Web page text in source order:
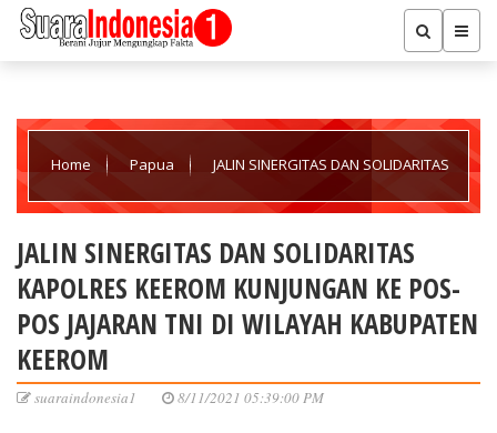
Home Papua JALIN SINERGITAS DAN SOLIDARITAS
WILAYAH KABUPATEN KEEROM
JALIN SINERGITAS DAN SOLIDARITAS
KAPOLRES KEEROM KUNJUNGAN KE POS-
POS JAJARAN TNI DI WILAYAH KABUPATEN
KEEROM
suaraindonesia1 8/11/2021 05:39:00 PM